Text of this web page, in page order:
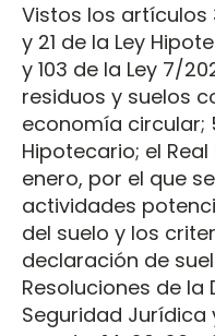
Vistos los artículos
y 21 de la Ley
y 103 de la Ley 7/
residuos y suelos
economía circular;
Hipotecario; el
enero, por el que
actividades
del suelo y los
declaración de
Resoluciones de la
Seguridad Jurídica